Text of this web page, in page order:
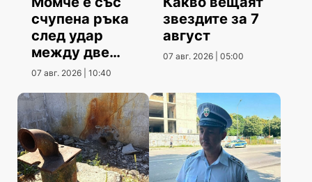
счупена ръка
след удар
между две
коли
07 авг. 2026 | 10:40
звездите за 7
август
07 авг. 2026 | 05:00